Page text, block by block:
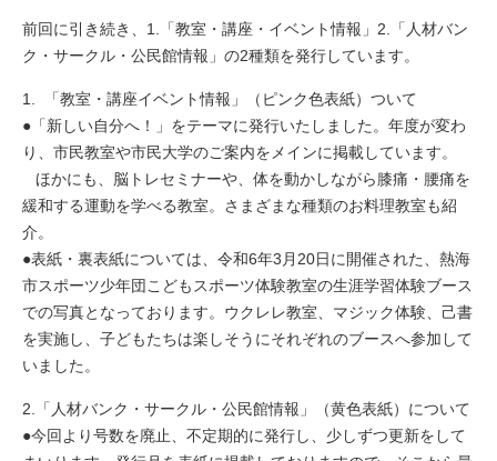
前回に引き続き、1.「教室・講座・イベント情報」2.「人材バン
ク・サークル・公民館情報」の2種類を発行しています。
1. 「教室・講座イベント情報」（ピンク色表紙）ついて
●「新しい自分へ！」をテーマに発行いたしました。年度が変わ
り、市民教室や市民大学のご案内をメインに掲載しています。
ほかにも、脳トレセミナーや、体を動かしながら膝痛・腰痛を
緩和する運動を学べる教室。さまざまな種類のお料理教室も紹
介。
●表紙・裏表紙については、令和6年3月20日に開催された、熱海
市スポーツ少年団こどもスポーツ体験教室の生涯学習体験ブース
での写真となっております。ウクレレ教室、マジック体験、己書
を実施し、子どもたちは楽しそうにそれぞれのブースへ参加して
いました。
2.「人材バンク・サークル・公民館情報」（黄色表紙）について
●今回より号数を廃止、不定期的に発行し、少しずつ更新をして